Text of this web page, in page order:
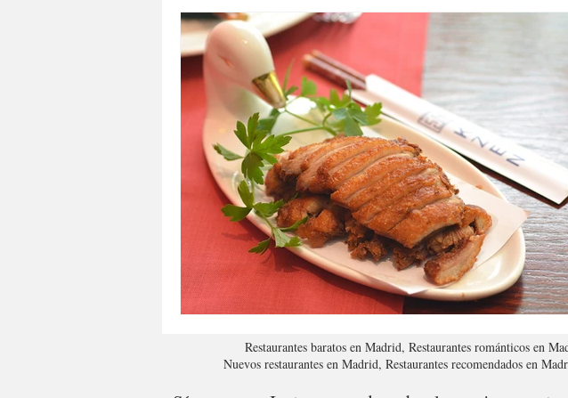
Restaurantes baratos en Madrid, Restaurantes románticos en
Nuevos restaurantes en Madrid, Restaurantes recomendados en